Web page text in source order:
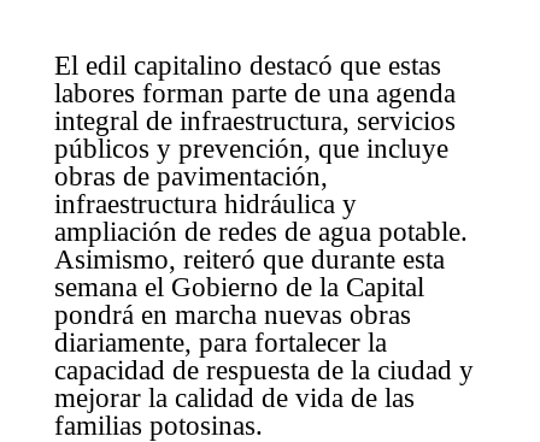
El edil capitalino destacó que estas
labores forman parte de una agenda
integral de infraestructura, servicios
públicos y prevención, que incluye
obras de pavimentación,
infraestructura hidráulica y
ampliación de redes de agua potable.
Asimismo, reiteró que durante esta
semana el Gobierno de la Capital
pondrá en marcha nuevas obras
diariamente, para fortalecer la
capacidad de respuesta de la ciudad y
mejorar la calidad de vida de las
familias potosinas.